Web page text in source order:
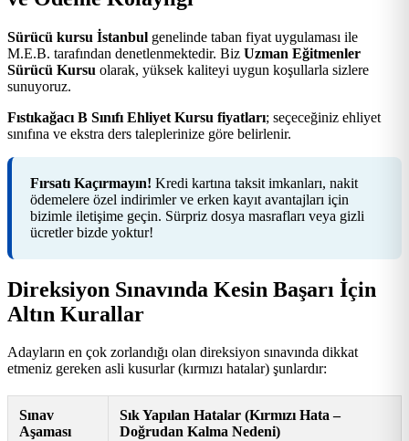
Sürücü kursu İstanbul genelinde taban fiyat uygulaması ile
M.E.B. tarafından denetlenmektedir. Biz Uzman Eğitmenler
Sürücü Kursu olarak, yüksek kaliteyi uygun koşullarla sizlere
sunuyoruz.
Fıstıkağacı B Sınıfı Ehliyet Kursu fiyatları; seçeceğiniz ehliyet
sınıfına ve ekstra ders taleplerinize göre belirlenir.
Fırsatı Kaçırmayın! Kredi kartına taksit imkanları, nakit
ödemelere özel indirimler ve erken kayıt avantajları için
bizimle iletişime geçin. Sürpriz dosya masrafları veya gizli
ücretler bizde yoktur!
Direksiyon Sınavında Kesin Başarı İçin
Altın Kurallar
Adayların en çok zorlandığı olan direksiyon sınavında dikkat
etmeniz gereken asli kusurlar (kırmızı hatalar) şunlardır:
Sınav
Aşaması
Sık Yapılan Hatalar (Kırmızı Hata –
Doğrudan Kalma Nedeni)